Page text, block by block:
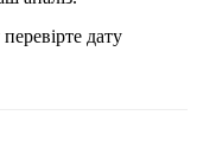
дату